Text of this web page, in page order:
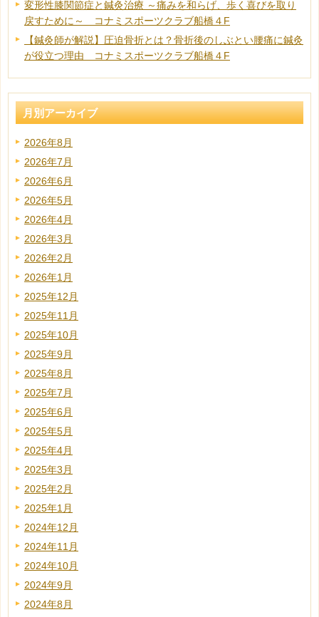
変形性膝関節症と鍼灸治療 ～痛みを和らげ、歩く喜びを取り
戻すために～ コナミスポーツクラブ船橋４F
【鍼灸師が解説】圧迫骨折とは？骨折後のしぶとい腰痛に鍼灸
が役立つ理由 コナミスポーツクラブ船橋４F
月別アーカイブ
2026年8月
2026年7月
2026年6月
2026年5月
2026年4月
2026年3月
2026年2月
2026年1月
2025年12月
2025年11月
2025年10月
2025年9月
2025年8月
2025年7月
2025年6月
2025年5月
2025年4月
2025年3月
2025年2月
2025年1月
2024年12月
2024年11月
2024年10月
2024年9月
2024年8月